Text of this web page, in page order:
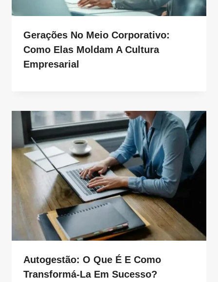
Gerações No Meio Corporativo:
Como Elas Moldam A Cultura
Empresarial
Autogestão: O Que É E Como
Transformá-La Em Sucesso?